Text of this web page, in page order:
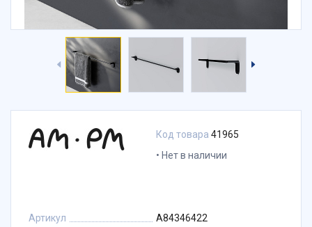
Код товара 41965
Нет в наличии
Артикул
A84346422